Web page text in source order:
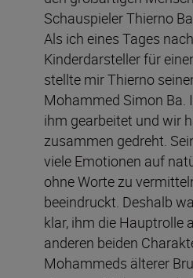
Schauspieler Thierno
Als ich eines Tages
Kinderdarsteller für
stellte mir Thierno
Mohammed Simon Ba.
ihm gearbeitet und wir
zusammen gedreht.
viele Emotionen auf
ohne Worte zu
beeindruckt. Deshalb
klar, ihm die Hauptrolle
anderen beiden
Mohammeds älterer